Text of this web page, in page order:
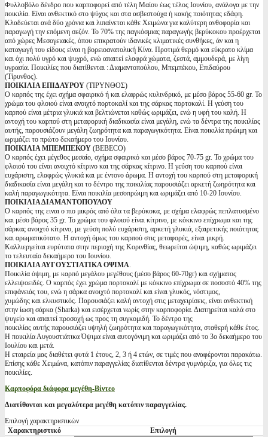
Φυλλοβόλο δένδρο που καρποφορεί από τέλη Μαίου έως τέλος Ιουνίου, ανάλογα με την
ποικιλία. Είναι ανθεκτικό στο ψύχος και στα ασβεστούχα ή κακής ποιότητας εδάφη.
Κλαδεύεται ανά δύο χρόνια και λιπαίνεται κάθε Χειμώνα για καλύτερη ανθοφορία και
παραγωγή την επόμενη σεζόν. Το 70% της παγκόσμιας παραγωγής βερύκοκου προέρχεται
από χώρες Μεσογειακές, όπου επικρατούν ιδανικές κλιματικές συνθήκες, άν και η
καταγωγή του είδους είναι η βορειοανατολική Κίνα. Προτιμά θερμό και εύκρατο κλίμα
και όχι πολύ υγρό και ψυχρό, ενώ απαιτεί ελαφρά χώματα, ζεστά, αμμουδερά, με λίγη
υγρασία. Ποικιλίες που διατίθενται : Διαμαντοπούλου, Μπεμπέκου, Επιδαύρου
(Τίρυνθος).
ΠΟΙΚΙΛΙΑ ΕΠΙΔΑΥΡΟΥ (ΤΙΡΥΝΘΟΣ)
Ο καρπός της έχει σχήμα σφαιρικό ή και ελαφρώς κυλινδρικό, με μέσο βάρος 55-60 gr. Το
χρώμα του φλοιού είναι ανοιχτό πορτοκαλί και της σάρκας πορτοκαλί. Η γεύση του
καρπού είναι μέτρια γλυκιά και βελτιώνεται καθώς ωριμάζει, ενώ η υφή του καλή. Η
αντοχή του καρπού στη μεταφορική διαδικασία είναι μεγάλη, ενώ τα δέντρα της ποικιλίας
αυτής, παρουσιάζουν μεγάλη ζωηρότητα και παραγωγικότητα. Είναι ποικιλία πρώιμη και
ωριμάζει το πρώτο δεκαήμερο του Ιουνίου.
ΠΟΙΚΙΛΙΑ ΜΠΕΜΠΕΚΟΥ (BEBECO)
Ο καρπός έχει μέγεθος μεσαίο, σχήμα σφαιρικό και μέσο βάρος 70-75 gr. Το χρώμα του
φλοιού του είναι ανοιχτό κίτρινο και της σάρκας κίτρινο. Η γεύση του καρπού είναι
ευχάριστη, ελαφρώς γλυκιά και με έντονο άρωμα. Η αντοχή του καρπού στη μεταφορική
διαδικασία είναι μεγάλη και το δέντρο της ποικιλίας παρουσιάζει αρκετή ζωηρότητα και
καλή παραγωγικότητα. Είναι ποικιλία μεσοπρώιμη και ωριμάζει από 10-20 Ιουνίου.
ΠΟΙΚΙΛΙΑ ΔΙΑΜΑΝΤΟΠΟΥΛΟΥ
Ο καρπός της ειναι ο πιο μικρός από όλα τα βερύκοκα, με σχήμα ελαφρώς πεπλατυσμένο
και μέσο βάρος 35 gr. Το χρώμα του φλοιού είναι κίτρινο, με κόκκινο επίχρωμα και της
σάρκας ανοιχτό κίτρινο, με γεύση πολύ ευχάριστη, αρκετή γλυκιά, εξαιρετικής ποιότητας
και αρωματικότατο. Η αντοχή όμως του καρπού στις μεταφορές, είναι μικρή.
Καλλιεργείται ευρύτατα στην περιοχή της Κορινθίας, θεωρείται ώψιμη, καθώς ωριμάζει
το τελευταίο δεκαήμερο του Ιουνίου.
ΠΟΙΚΙΛΙΑ ΑΥΓΟΥΣΤΙΑΤΙΚΑ ΟΨΙΜΑ.
Ποικιλία όψιμη, με καρπό μεγάλου μεγέθους (μέσο βάρος 60-70gr) και σχήματος
ελλειψοειδές. Ο καρπός έχει χρώμα πορτοκαλί με κόκκινο επίχρωμα σε ποσοστό 40% της
επιφάνειάς του, ενώ η σάρκα ανοιχτό πορτοκαλί και είναι γλυκός, νόστιμος,
χυμώδης και ελκυστικός. Παρουσιάζει καλή αντοχή στις μεταχειρίσεις, είναι ανθεκτική
στην ίωση σάρκα (Sharka) και εισέρχεται νωρίς στην καρποφορία. Διατηρείται καλά στο
ψυγείο και απαιτεί προσοχή ως προς τη συγκομιδή. Το δέντρο της
ποικιλίας αυτής παρουσιάζει υψηλή ζωηρότητα και παραγωγικότητα, σταθερή κάθε έτος.
Η ποικιλία Αυγουστιάτικα Όψιμα είναι αυτογόνιμη και ωριμάζει από το 3ο δεκαήμερο του
Ιουλίου και μετά.
Η εταιρεία μας διαθέτει φυτά 1 έτους, 2, 3 ή 4 ετών, σε τιμές που αναφέρονται παρακάτω.
Επίσης κάθε Χειμώνα, κατόπιν παραγγελίας διατίθενται δέντρα γυμνόριζα, για όλες τις
ποικιλίες.
Καρποφόρα διάφορα μεγέθη-Βίντεο
Διατίθονται και μεγαλύτερα μεγέθη κατόπιν παραγγελίας.
Επιλογή χαρακτηριστικών
Χαρακτηριστικό
Επιλογή